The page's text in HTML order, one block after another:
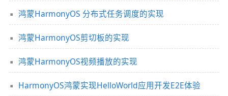
鸿蒙HarmonyOS 分布式任务调度的实现
鸿蒙HarmonyOS剪切板的实现
鸿蒙HarmonyOS视频播放的实现
HarmonyOS鸿蒙实现HelloWorld应用开发E2E体验